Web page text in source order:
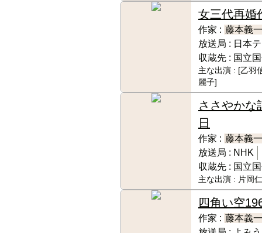
女三代再婚
作家 : 藤本義一
放送局 : 日本
収蔵先 : 国立
主な出演 : [乙羽
麗子]
ささやかな
日
作家 : 藤本義一
放送局 : NHK
収蔵先 : 国立
主な出演 : 片岡
四角い空
作家 : 藤本義一